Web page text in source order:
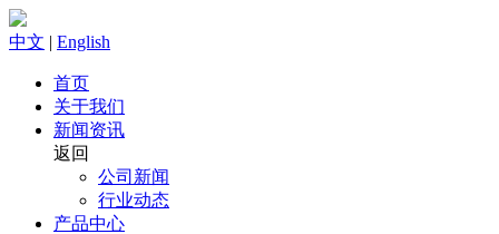
中文 | English
首页
关于我们
新闻资讯
返回
公司新闻
行业动态
产品中心